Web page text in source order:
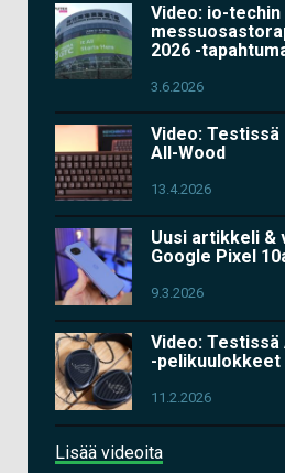
Video: io-techin
2026 -
3.6.2026
Video: Testissä
All-Wood
13.4.2026
Uusi artikkeli &
Google Pixel
9.3.2026
Video: Testissä
-pelikuulokkeet
11.2.2026
Lisää videoita